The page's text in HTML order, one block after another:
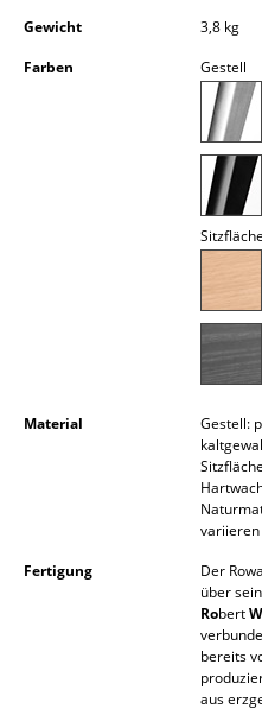
Stehleuchten &
Bodenleuchten
Outdoor-Leuchten
Nachttische &
Gewicht
3,8 kg
Farben
Gestell
Sitzfläche
Material
Gestell:
variieren
Fertigung
Der
über
Robert
bereits
aus